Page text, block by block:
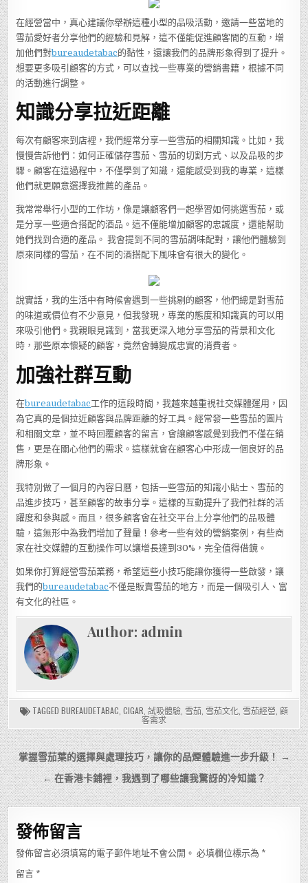
在經營當中，真心建議你舉辦這種小型的品吸活動，邀請一些當地的
雪茄愛好者分享他們的經驗和見解，這不僅能促進顧客間的互動，增
加他們對bureaudetabac的黏性，還讓我們的品牌形象得到了提升。
想要更多吸引顧客的方式，可以查找一些專業的營銷書籍，根據不同
的活動進行調整。
知識分享拉近距離
每次有顧客來到店裡，我們經常分享一些雪茄的相關知識。比如，我
慢慢告訴他們：如何正確儲存雪茄、雪茄的切割方式、以及品吸的步
驟。顧客在這過程中，不僅學到了知識，還能感受到我的專業，這樣
他們就更願意選擇我推薦的產品。
我常常舉行小型的工作坊，像是讓顧客們一起學習如何挑選雪茄，或
是分享一些適合搭配的酒品。這不僅能增加顧客的忠誠度，還能幫助
她們找到合適的產品。 我會提到不同的雪茄調味配對，讓他們體驗到
原來同樣的雪茄，在不同的酒搭配下風味會有很大的變化。
說實話，我的生活中有時候會遇到一些挑剔的顧客，他們總是對雪茄
的味道或價位有不少意見，但我發現，專業的態度和知識真的可以用
來吸引他們。我親眼見識到，當我更深入地分享雪茄的背景和文化
時，那些原本懷疑的顧客，竟然會轉變成忠實的消費者。
加強社群互動
在bureaudetabac工作的這段時間，我越來越重視社交媒體運用，因
為它真的是個拉近顧客與品牌距離的好工具。經常發一些雪茄的圖片
和相關文章，並不時回覆顧客的留言，會讓顧客感覺到我們不僅在銷
售，更是在關心他們的需求。這樣就會在顧客心中形成一個良好的品
牌形象。
我特別做了一個月的內容日曆，包括一些雪茄的知識小貼士、雪茄的
品進步技巧，甚至顧客的故事分享。這樣的互動提升了我們社群的活
躍度和參與感。而且，很多顧客會在社交平台上分享他們的品吸體
驗，這無形中為我們增加了聲量！參考一些有效的營銷案例，有些商
家在社交媒體的互動操作可以讓增長達到30%，完全值得借鏡。
如果你打算經營雪茄業務，希望這些小技巧能讓你獲得一些啟發，讓
我們的bureaudetabac不僅是販賣雪茄的地方，而是一個吸引人、富
有文化的社區。
Author: admin
TAGGED BUREAUDETABAC CIGAR 試吸體驗 雪茄 雪茄文化 雪茄經營 顧
客需求
文
章
導
覽
掌握雪茄葉的選擇與處理技巧，讓你的品煙體驗進一步升級！ →
← 在香港卡鋪裡，我遇到了哪些讓我驚訝的冷知識？
發佈留言
發佈留言必須填寫的電子郵件地址不會公開。 必填欄位標示為 *
留言 *